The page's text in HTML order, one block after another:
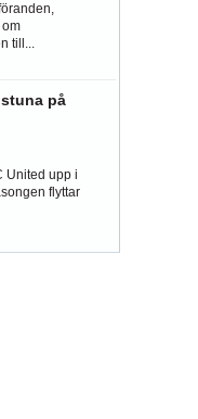
till...
på
United upp i
flyttar